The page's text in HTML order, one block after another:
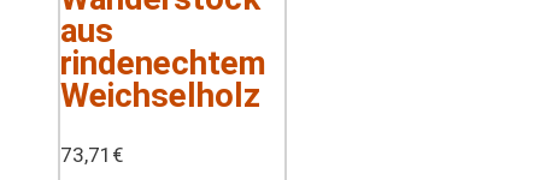
aus
rindenechtem
Weichselholz
73,71 €